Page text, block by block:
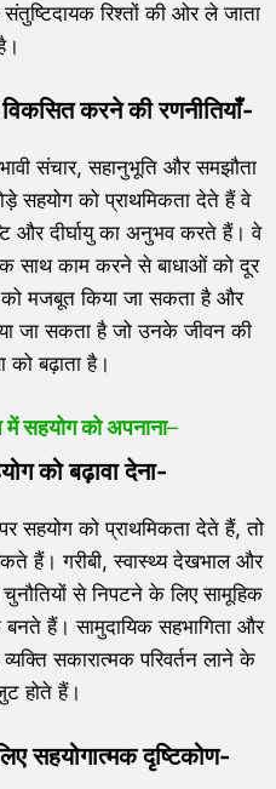
रिश्तों की ओर ले जाता
करने की रणनीतियाँ-
संचार, सहानुभूति और समझौता
सहयोग को प्राथमिकता देते हैं वे
और दीर्घायु का अनुभव करते हैं। वे
साथ काम करने से बाधाओं को दूर
मजबूत किया जा सकता है और
जा सकता है जो उनके जीवन की
को बढ़ाता है।
सहयोग को अपनाना–
को बढ़ावा देना-
सहयोग को प्राथमिकता देते हैं, तो
हैं। गरीबी, स्वास्थ्य देखभाल और
चुनौतियों से निपटने के लिए सामूहिक
हैं। सामुदायिक सहभागिता और
सकारात्मक परिवर्तन लाने के
होते हैं।
सहयोगात्मक दृष्टिकोण-